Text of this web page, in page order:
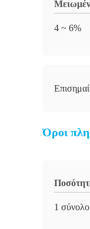
4 ~ 6%
Όροι
1 σύνολο